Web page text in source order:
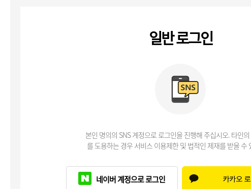
일반 로그인
본인 명의의 SNS 계정으로 로그인을 진행해 주십시오. 타인
를 도용하는 경우 서비스 이용제한 및 법적인 제재를 받을 수
네이버 계정으로 로그인